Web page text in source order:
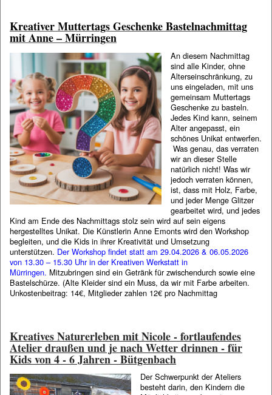
Kreativer Muttertags Geschenke Bastelnachmittag
mit Anne – Mürringen
An diesem Nachmittag
sind alle Kinder, ohne
Alterseinschränkung, zu
uns eingeladen, mit uns
gemeinsam Muttertags
Geschenke zu basteln.
Jedes Kind kann, seinem
Alter angepasst, ein
schönes Unikat entwerfen.
Was genau, das verraten
wir an dieser Stelle
natürlich nicht! Was wir
jedoch verraten können,
ist, dass mit Holz, Farbe,
und jeder Menge Glitzer
gearbeitet wird, und jedes
Kind am Ende des Nachmittags stolz sein wird auf sein eigens
hergestelltes Unikat. Die Künstlerin Anne Emonts wird den Workshop
begleiten, und die Kids in ihrer Kreativität und Umsetzung
unterstützen. Der Workshop findet statt am 29.04.2026 & 06.05.2026
von 13.30 – 15.30 Uhr in der Kreativen Werkstatt in
Mürringen. Mitzubringen sind ein Getränk für zwischendurch sowie eine
Bastelschürze. (Alte Kleider sind ein Muss, da wir mit Farbe arbeiten.
Unkostenbeitrag: 14€, Mitglieder zahlen 12€ pro Nachmittag
Kreatives Naturerleben mit Nicole - fortlaufendes
Atelier draußen und je nach Wetter drinnen - für
Kids von 4 - 6 Jahren - Bütgenbach
Der Schwerpunkt der Ateliers
besteht darin, den Kindern die